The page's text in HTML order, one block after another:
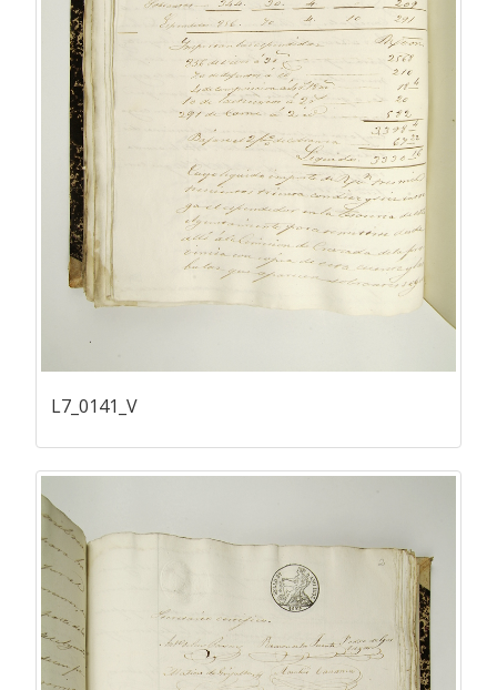
L7_0141_V